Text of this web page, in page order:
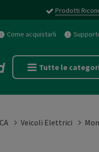
Prodotti
Come acquistarli
Tutte le
Veicoli Elettrici